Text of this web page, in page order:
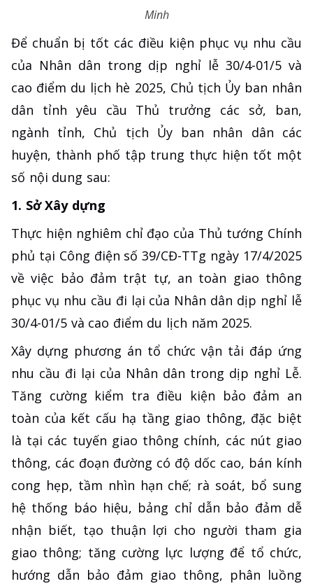
Minh
Để chuẩn bị tốt các điều kiện phục vụ nhu cầu
của Nhân dân trong dịp nghỉ lễ 30/4-01/5 và
cao điểm du lịch hè 2025, Chủ tịch Ủy ban nhân
dân tỉnh yêu cầu Thủ trưởng các sở, ban,
ngành tỉnh, Chủ tịch Ủy ban nhân dân các
huyện, thành phố tập trung thực hiện tốt một
số nội dung sau:
1. Sở Xây dựng
Thực hiện nghiêm chỉ đạo của Thủ tướng Chính
phủ tại Công điện số 39/CĐ-TTg ngày 17/4/2025
về việc bảo đảm trật tự, an toàn giao thông
phục vụ nhu cầu đi lại của Nhân dân dịp nghỉ lễ
30/4-01/5 và cao điểm du lịch năm 2025.
Xây dựng phương án tổ chức vận tải đáp ứng
nhu cầu đi lại của Nhân dân trong dịp nghỉ Lễ.
Tăng cường kiểm tra điều kiện bảo đảm an
toàn của kết cấu hạ tầng giao thông, đặc biệt
là tại các tuyến giao thông chính, các nút giao
thông, các đoạn đường có độ dốc cao, bán kính
cong hẹp, tầm nhìn hạn chế; rà soát, bổ sung
hệ thống báo hiệu, bảng chỉ dẫn bảo đảm dễ
nhận biết, tạo thuận lợi cho người tham gia
giao thông; tăng cường lực lượng để tổ chức,
hướng dẫn bảo đảm giao thông, phân luồng